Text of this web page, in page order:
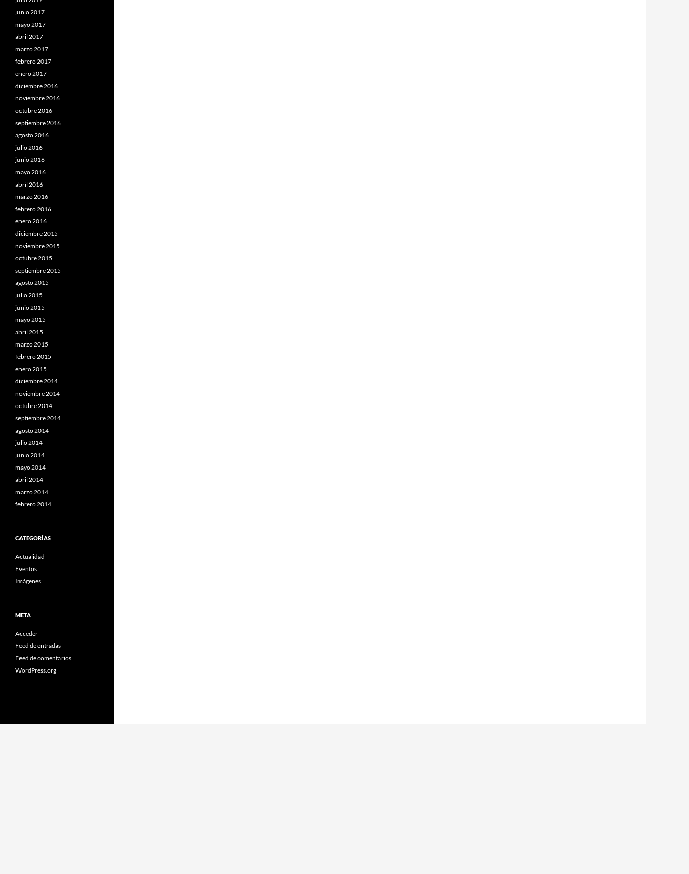
junio 2017
mayo 2017
abril 2017
marzo 2017
febrero 2017
enero 2017
diciembre 2016
noviembre 2016
octubre 2016
septiembre 2016
agosto 2016
julio 2016
junio 2016
mayo 2016
abril 2016
marzo 2016
febrero 2016
enero 2016
diciembre 2015
noviembre 2015
octubre 2015
septiembre 2015
agosto 2015
julio 2015
junio 2015
mayo 2015
abril 2015
marzo 2015
febrero 2015
enero 2015
diciembre 2014
noviembre 2014
octubre 2014
septiembre 2014
agosto 2014
julio 2014
junio 2014
mayo 2014
abril 2014
marzo 2014
febrero 2014
CATEGORÍAS
Actualidad
Eventos
Imágenes
META
Acceder
Feed de entradas
Feed de comentarios
WordPress.org